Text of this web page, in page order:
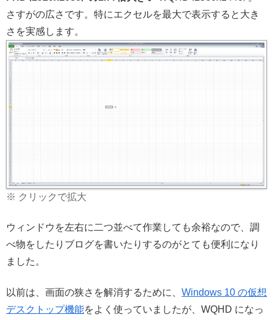
さすがの広さです。特にエクセルを最大で表示すると大き
さを実感します。
※ クリックで拡大
ウィンドウを左右に二つ並べて作業しても余裕なので、調
べ物をしたりブログを書いたりするのがとても便利になり
ました。
以前は、画面の狭さを解消するために、 Windows 10 の仮想
デスクトップ機能をよく使っていましたが、WQHD になっ